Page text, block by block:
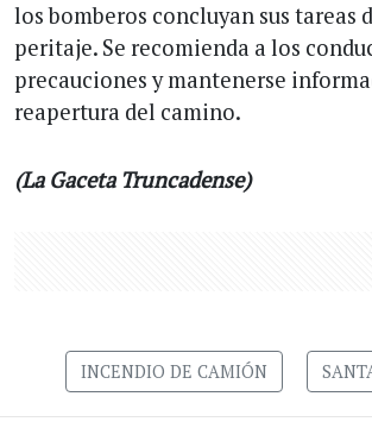
los bomberos concluyan sus tareas
peritaje. Se recomienda a los
precauciones y mantenerse
reapertura del camino.
(La Gaceta Truncadense)
INCENDIO DE CAMIÓN